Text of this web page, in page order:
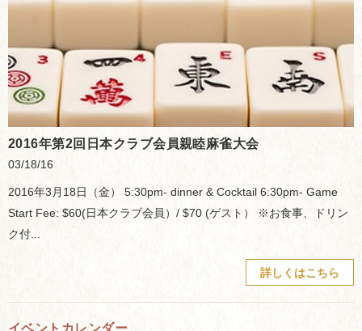
2016年第2回日本クラブ会員親睦麻雀大会
03/18/16
2016年3月18日（金） 5:30pm- dinner & Cocktail 6:30pm- Game
Start Fee: $60(日本クラブ会員）/ $70 (ゲスト） ※お食事、ドリン
ク付...
詳しくはこちら
イベントカレンダー